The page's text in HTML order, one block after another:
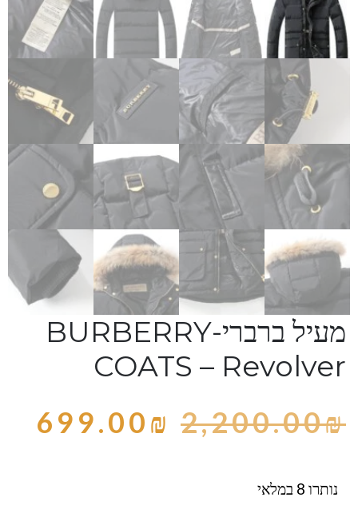
מעיל ברברי-BURBERRY
COATS – Revolver
2,200.00₪
699.00₪
נותרו 8 במלאי